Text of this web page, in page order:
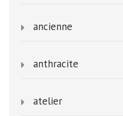
ancienne
anthracite
atelier